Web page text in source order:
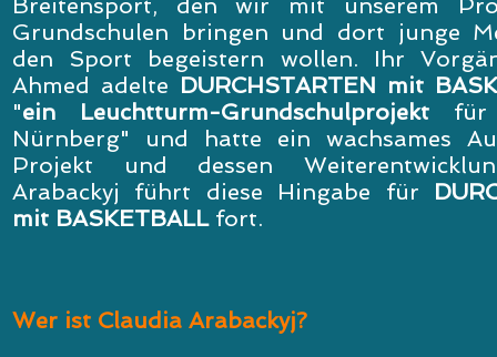
Breitensport, den wir mit unserem
Grundschulen bringen und dort junge
den Sport begeistern wollen. Ihr
Ahmed adelte DURCHSTARTEN mit
"ein Leuchtturm-Grundschulprojekt
Nürnberg" und hatte ein wachsames
Projekt und dessen
Arabackyj führt diese Hingabe für
mit BASKETBALLfort.
Wer ist Claudia Arabackyj?